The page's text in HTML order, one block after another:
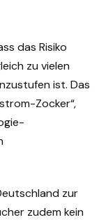
das Risiko
zu vielen
ist. Das
Zocker“,
zur
zudem kein